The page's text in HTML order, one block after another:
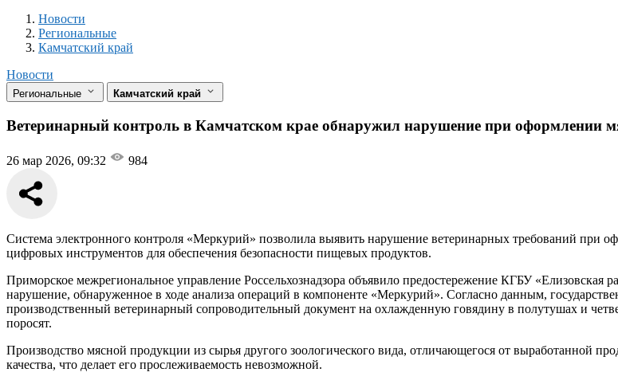
Новости
Разделы
Новости
Региональные
Камчатский край
Новости
Региональные Камчатский край
Ветеринарный контроль в Камчатском крае обнаружил нарушение при оформлении
26 мар 2026, 09:32 984
Система электронного контроля «Меркурий» позволила выявить нарушение ветеринарных требований при
цифровых инструментов для обеспечения безопасности пищевых продуктов.
Приморское межрегиональное управление Россельхознадзора объявило предостережение КГБУ
нарушение, обнаруженное в ходе анализа операций в компоненте «Меркурий». Согласно данным,
производственный ветеринарный сопроводительный документ на охлажденную говядину в полутушах и
поросят.
Производство мясной продукции из сырья другого зоологического вида, отличающегося от выработанной
качества, что делает его прослеживаемость невозможной.